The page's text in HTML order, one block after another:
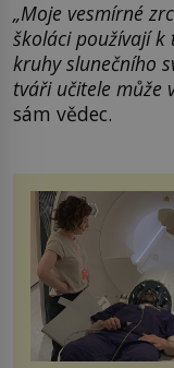
„Moje vesmírné
školáci používají
kruhy slunečního
tváři učitele může
sám vědec.